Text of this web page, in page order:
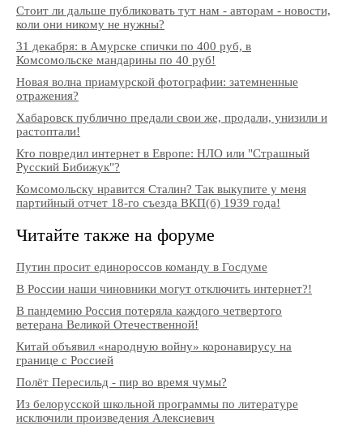
Стоит ли дальше публиковать тут нам - авторам - новости,
коли они никому не нужны?
31 декабря: в Амурске спички по 400 руб, в
Комсомольске мандарины по 40 руб!
Новая волна приамурской фотографии: затемненные
отражения?
Хабаровск публично предали свои же, продали, унизили и
растоптали!
Кто повредил интернет в Европе: НЛО или "Страшный
Русский Бибижук"?
Комсомольску нравится Сталин? Так выкупите у меня
партийный отчет 18-го съезда ВКП(б) 1939 года!
Читайте также на форуме
Путин просит единороссов команду в Госдуме
В России наши чиновники могут отключить интернет?!
В пандемию Россия потеряла каждого четвертого
ветерана Великой Отечественной!
Китай объявил «народную войну» коронавирусу на
границе с Россией
Полёт Пересильд - пир во время чумы?
Из белорусской школьной программы по литературе
исключили произведения Алексиевич